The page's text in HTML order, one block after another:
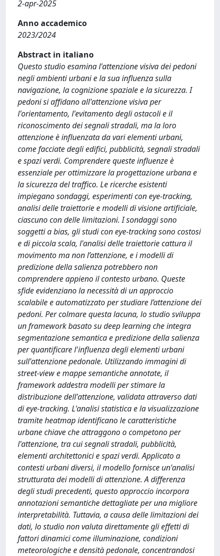
2-apr-2025
Anno accademico
2023/2024
Abstract in italiano
Questo studio esamina l'attenzione visiva dei pedoni
negli ambienti urbani e la sua influenza sulla
navigazione, la cognizione spaziale e la sicurezza. I
pedoni si affidano all'attenzione visiva per
l'orientamento, l'evitamento degli ostacoli e il
riconoscimento dei segnali stradali, ma la loro
attenzione è influenzata da vari elementi urbani,
come facciate degli edifici, pubblicità, segnali stradali
e spazi verdi. Comprendere queste influenze è
essenziale per ottimizzare la progettazione urbana e
la sicurezza del traffico. Le ricerche esistenti
impiegano sondaggi, esperimenti con eye-tracking,
analisi delle traiettorie e modelli di visione artificiale,
ciascuno con delle limitazioni. I sondaggi sono
soggetti a bias, gli studi con eye-tracking sono costosi
e di piccola scala, l'analisi delle traiettorie cattura il
movimento ma non l’attenzione, e i modelli di
predizione della salienza potrebbero non
comprendere appieno il contesto urbano. Queste
sfide evidenziano la necessità di un approccio
scalabile e automatizzato per studiare l’attenzione dei
pedoni. Per colmare questa lacuna, lo studio sviluppa
un framework basato su deep learning che integra
segmentazione semantica e predizione della salienza
per quantificare l'influenza degli elementi urbani
sull'attenzione pedonale. Utilizzando immagini di
street-view e mappe semantiche annotate, il
framework addestra modelli per stimare la
distribuzione dell'attenzione, validata attraverso dati
di eye-tracking. L'analisi statistica e la visualizzazione
tramite heatmap identificano le caratteristiche
urbane chiave che attraggono o competono per
l'attenzione, tra cui segnali stradali, pubblicità,
elementi architettonici e spazi verdi. Applicato a
contesti urbani diversi, il modello fornisce un'analisi
strutturata dei modelli di attenzione. A differenza
degli studi precedenti, questo approccio incorpora
annotazioni semantiche dettagliate per una migliore
interpretabilità. Tuttavia, a causa delle limitazioni dei
dati, lo studio non valuta direttamente gli effetti di
fattori dinamici come illuminazione, condizioni
meteorologiche e densità pedonale, concentrandosi